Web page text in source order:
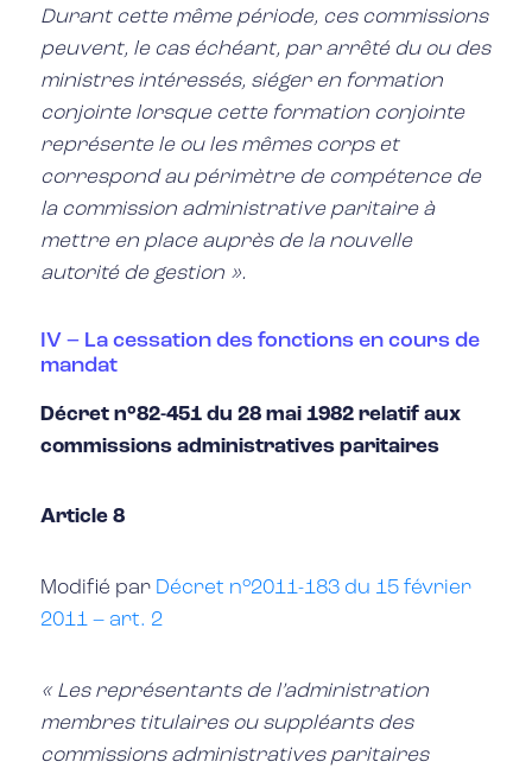
Durant cette même période, ces commissions
peuvent, le cas échéant, par arrêté du ou des
ministres intéressés, siéger en formation
conjointe lorsque cette formation conjointe
représente le ou les mêmes corps et
correspond au périmètre de compétence de
la commission administrative paritaire à
mettre en place auprès de la nouvelle
autorité de gestion ».
IV – La cessation des fonctions en cours de
mandat
Décret n°82-451 du 28 mai 1982 relatif aux
commissions administratives paritaires
Article 8
Modifié par Décret n°2011-183 du 15 février
2011 – art. 2
« Les représentants de l’administration
membres titulaires ou suppléants des
commissions administratives paritaires